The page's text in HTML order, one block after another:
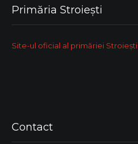
Primăria Stroiești
Site-ul oficial al primăriei Stroiești
Contact